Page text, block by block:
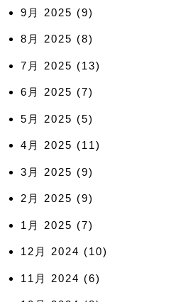
9月 2025 (9)
8月 2025 (8)
7月 2025 (13)
6月 2025 (7)
5月 2025 (5)
4月 2025 (11)
3月 2025 (9)
2月 2025 (9)
1月 2025 (7)
12月 2024 (10)
11月 2024 (6)